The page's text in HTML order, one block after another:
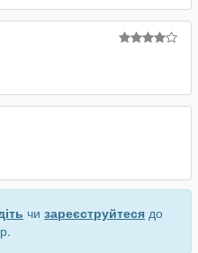
чи зареєструйтеся до